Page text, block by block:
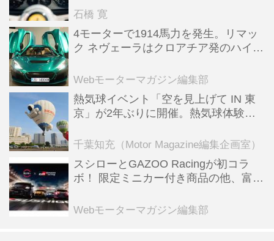
石橋 寛
4モーターで1914馬力を発生。リマッ
ク ネヴェーラはクロアチア発のハイパ
全版／115】
Webモーターマガジン編集部
熱気球イベント「空を見上げて IN 東
京」が2年ぶりに開催。熱気球体験搭
ンテンツも
千葉知充（Motor Magazine編集企画室）
スシローとGAZOO Racingが初コラ
ボ！ 限定ミニカー付き商品の他、富士
る抽選企画などを展開
Webモーターマガジン編集部